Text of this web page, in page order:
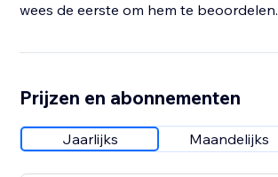
wees de eerste om hem te beoordelen.
Prijzen en abonnementen
Jaarlijks Maandelijks